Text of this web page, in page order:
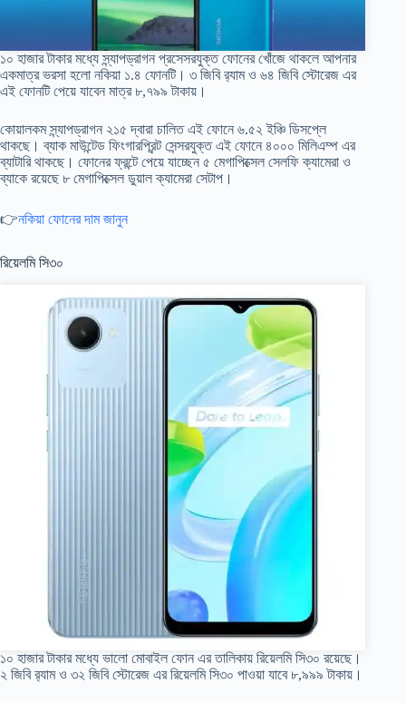
১০ হাজার টাকার মধ্যে স্ন্যাপড্রাগন প্রসেসরযুক্ত ফোনের খোঁজে থাকলে আপনার
একমাত্র ভরসা হলো নকিয়া ১.৪ ফোনটি। ৩ জিবি র‍্যাম ও ৬৪ জিবি স্টোরেজ এর
এই ফোনটি পেয়ে যাবেন মাত্র ৮,৭৯৯ টাকায়।
কোয়ালকম স্ন্যাপড্রাগন ২১৫ দ্বারা চালিত এই ফোনে ৬.৫২ ইঞ্চি ডিসপ্লে
থাকছে। ব্যাক মাউন্টেড ফিংগারপ্রিন্ট সেন্সরযুক্ত এই ফোনে ৪০০০ মিলিএম্প এর
ব্যাটারি থাকছে। ফোনের ফ্রন্টে পেয়ে যাচ্ছেন ৫ মেগাপিক্সেল সেলফি ক্যামেরা ও
ব্যাকে রয়েছে ৮ মেগাপিক্সেল ডুয়াল ক্যামেরা সেটাপ।
👉নকিয়া ফোনের দাম জানুন
রিয়েলমি সি৩০
১০ হাজার টাকার মধ্যে ভালো মোবাইল ফোন এর তালিকায় রিয়েলমি সি৩০ রয়েছে।
২ জিবি র‍্যাম ও ৩২ জিবি স্টোরেজ এর রিয়েলমি সি৩০ পাওয়া যাবে ৮,৯৯৯ টাকায়।